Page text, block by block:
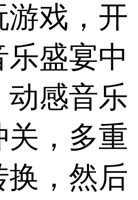
游戏，开
乐盛宴中
动感音乐
关，多重
换，然后